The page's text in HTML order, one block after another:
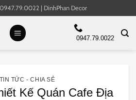
0947.79.0022 | DinhPhan Decor
0947.79.0022
TIN TỨC - CHIA SẺ
Kế Quán Cafe Địa